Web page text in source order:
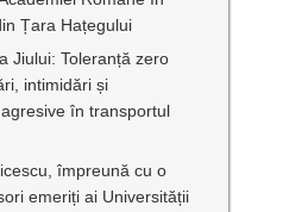
Țara Hațegului
Jiului: Toleranță zero
intimidări și
în transportul
împreună cu o
emeriți ai Universității